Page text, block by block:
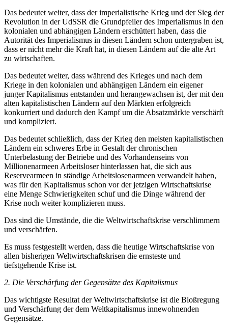
Das bedeutet weiter, dass der imperialistische Krieg und der Sieg der
Revolution in der UdSSR die Grundpfeiler des Imperialismus in den
kolonialen und abhängigen Ländern erschüttert haben, dass die
Autorität des Imperialismus in diesen Ländern schon untergraben ist,
dass er nicht mehr die Kraft hat, in diesen Ländern auf die alte Art
zu wirtschaften.
Das bedeutet weiter, dass während des Krieges und nach dem
Kriege in den kolonialen und abhängigen Ländern ein eigener
junger Kapitalismus entstanden und herangewachsen ist, der mit den
alten kapitalistischen Ländern auf den Märkten erfolgreich
konkurriert und dadurch den Kampf um die Absatzmärkte verschärft
und kompliziert.
Das bedeutet schließlich, dass der Krieg den meisten kapitalistischen
Ländern ein schweres Erbe in Gestalt der chronischen
Unterbelastung der Betriebe und des Vorhandenseins von
Millionenarmeen Arbeitsloser hinterlassen hat, die sich aus
Reservearmeen in ständige Arbeitslosenarmeen verwandelt haben,
was für den Kapitalismus schon vor der jetzigen Wirtschaftskrise
eine Menge Schwierigkeiten schuf und die Dinge während der
Krise noch weiter komplizieren muss.
Das sind die Umstände, die die Weltwirtschaftskrise verschlimmern
und verschärfen.
Es muss festgestellt werden, dass die heutige Wirtschaftskrise von
allen bisherigen Weltwirtschaftskrisen die ernsteste und
tiefstgehende Krise ist.
2. Die Verschärfung der Gegensätze des Kapitalismus
Das wichtigste Resultat der Weltwirtschaftskrise ist die Bloßregung
und Verschärfung der dem Weltkapitalismus innewohnenden
Gegensätze.